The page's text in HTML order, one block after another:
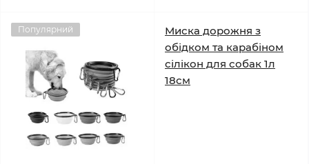
Популярний
Миска дорожня з
обідком та карабіном
сілікон для собак 1л
18см